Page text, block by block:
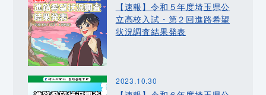
【速報】令和５年度埼玉県公
立高校入試・第２回進路希望
状況調査結果発表
2023.10.30